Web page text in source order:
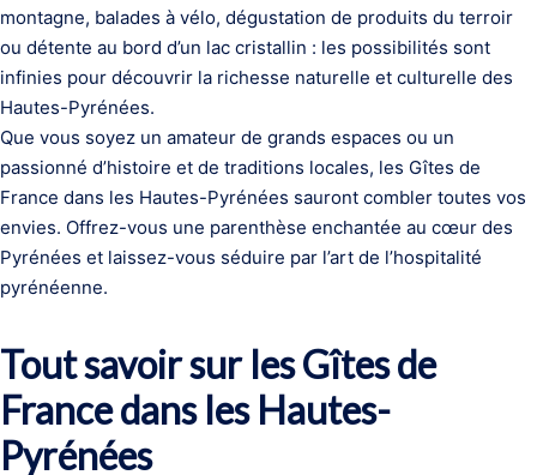
montagne, balades à vélo, dégustation de produits du terroir
ou détente au bord d’un lac cristallin : les possibilités sont
infinies pour découvrir la richesse naturelle et culturelle des
Hautes-Pyrénées.
Que vous soyez un amateur de grands espaces ou un
passionné d’histoire et de traditions locales, les Gîtes de
France dans les Hautes-Pyrénées sauront combler toutes vos
envies. Offrez-vous une parenthèse enchantée au cœur des
Pyrénées et laissez-vous séduire par l’art de l’hospitalité
pyrénéenne.
Tout savoir sur les Gîtes de
France dans les Hautes-
Pyrénées